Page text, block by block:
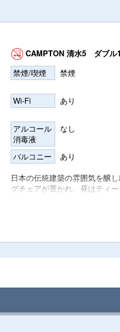
CAMPTON 清水5 ダブル
禁煙/喫煙
禁煙
Wi-Fi
あり
アルコール
消毒液
なし
バルコニー
あり
日本の伝統建築の雰囲気を醸
グチェアが置かれ、昼はティ
庭を見下ろすことができます